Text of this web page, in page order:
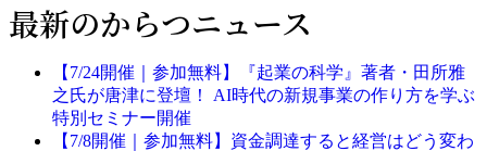
最新のからつニュース
【7/24開催｜参加無料】『起業の科学』著者・田所雅
之氏が唐津に登壇！ AI時代の新規事業の作り方を学ぶ
特別セミナー開催
【7/8開催｜参加無料】資金調達すると経営はどう変わ